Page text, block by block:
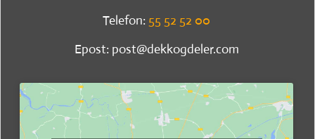
Telefon: 55 52 52 00
Epost: post@dekkogdeler.com